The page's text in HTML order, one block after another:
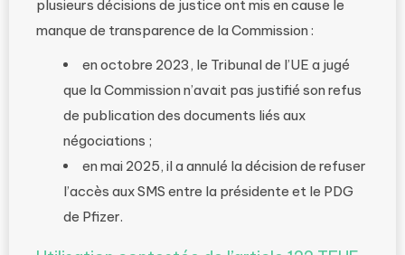
plusieurs décisions de justice ont mis en cause le
manque de transparence de la Commission :
en octobre 2023, le Tribunal de l’UE a jugé
que la Commission n’avait pas justifié son refus
de publication des documents liés aux
négociations ;
en mai 2025, il a annulé la décision de refuser
l’accès aux SMS entre la présidente et le PDG
de Pfizer.